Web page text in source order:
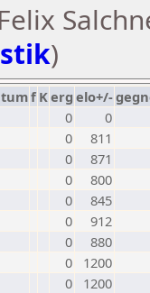
)
f Kerg elo+/-
0
0
0
811
0
871
0
800
0
845
0
912
0
880
0
1200
0
1200